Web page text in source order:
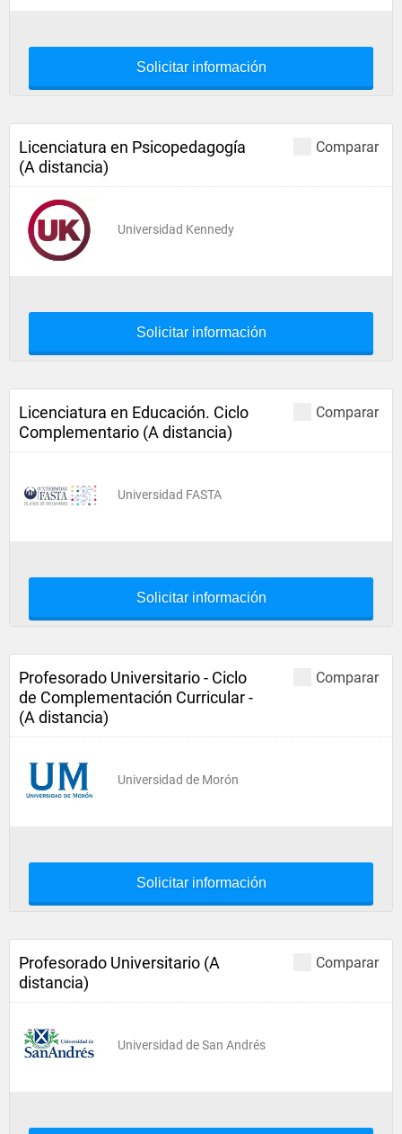
Solicitar información
Comparar
Licenciatura en Psicopedagogía
(A distancia)
Universidad Kennedy
Solicitar información
Comparar
Licenciatura en Educación. Ciclo
Complementario (A distancia)
Universidad FASTA
Solicitar información
Comparar
Profesorado Universitario - Ciclo
de Complementación Curricular -
(A distancia)
Universidad de Morón
Solicitar información
Comparar
Profesorado Universitario (A
distancia)
Universidad de San Andrés